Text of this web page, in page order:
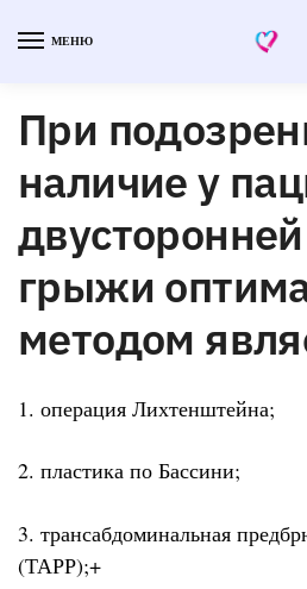
МЕНЮ
При
наличие у
грыжи
методом
1. операция Лихтенштейна;
2. пластика по Бассини;
3. трансабдоминальная
(ТАРР);+